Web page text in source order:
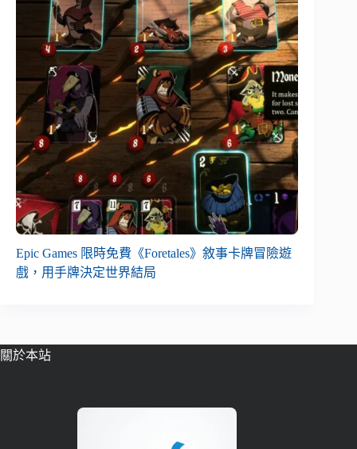
Epic Games 限時免費《Foretales》敘事卡牌冒險遊
戲，用手牌決定世界結局
關於本站